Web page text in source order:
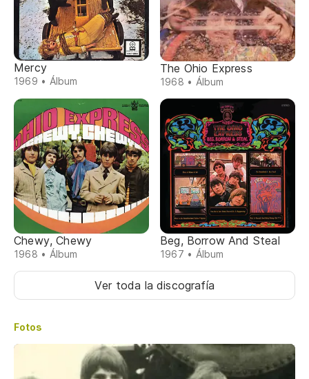
Mercy
1969 • Álbum
The Ohio Express
1968 • Álbum
Chewy, Chewy
1968 • Álbum
Beg, Borrow And Steal
1967 • Álbum
Ver toda la discografía
Fotos